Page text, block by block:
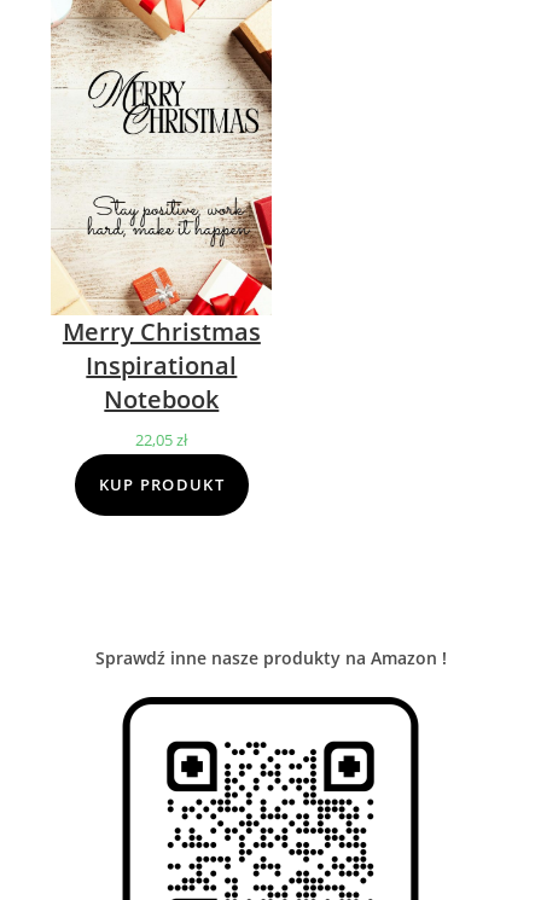
Merry Christmas
Inspirational
Notebook
22,05zł
KUP PRODUKT
Sprawdź inne nasze produkty na Amazon !